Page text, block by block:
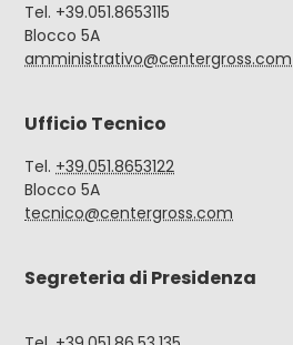
Tel. +39.051.8653115
Blocco 5A
amministrativo@centergross.com
Ufficio Tecnico
Tel. +39.051.8653122
Blocco 5A
tecnico@centergross.com
Segreteria di Presidenza